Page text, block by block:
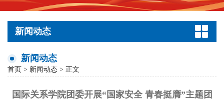
新闻动态
新闻动态
首页 > 新闻动态 > 正文
国际关系学院团委开展“国家安全 青春挺膺”主题团